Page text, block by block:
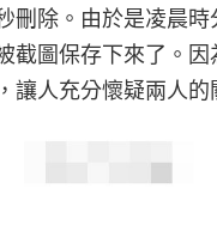
刪除。由於是凌晨時
截圖保存下來了。因
讓人充分懷疑兩人的